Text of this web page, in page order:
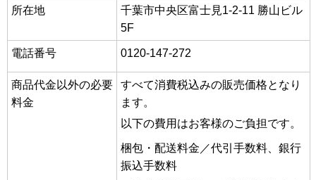
所在地
千葉市中央区富士見1-2-11 勝山ビル
5F
電話番号 0120-147-272
商品代金以外の必要
料金
すべて消費税込みの販売価格となり
ます。
以下の費用はお客様のご負担です。
梱包・配送料金／代引手数料、銀行
振込手数料